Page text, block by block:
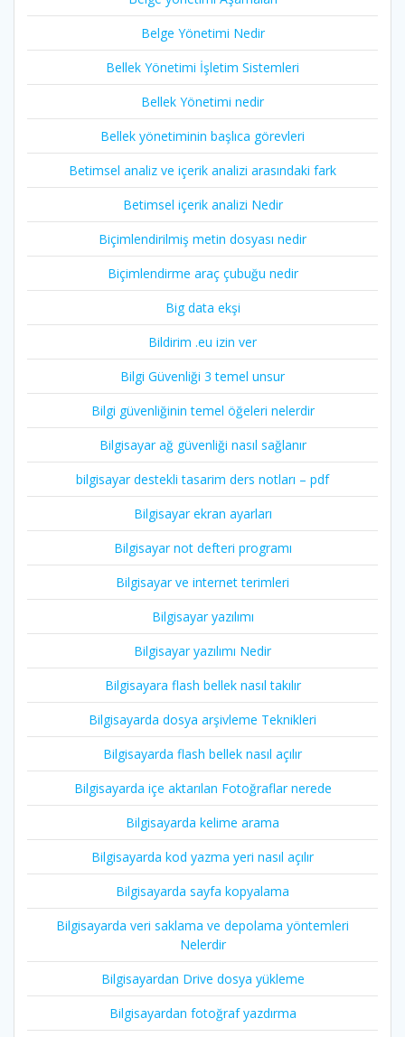
Belge Yönetimi Nedir
Bellek Yönetimi İşletim Sistemleri
Bellek Yönetimi nedir
Bellek yönetiminin başlıca görevleri
Betimsel analiz ve içerik analizi arasındaki fark
Betimsel içerik analizi Nedir
Biçimlendirilmiş metin dosyası nedir
Biçimlendirme araç çubuğu nedir
Big data ekşi
Bildirim .eu izin ver
Bilgi Güvenliği 3 temel unsur
Bilgi güvenliğinin temel öğeleri nelerdir
Bilgisayar ağ güvenliği nasıl sağlanır
bilgisayar destekli tasarim ders notları – pdf
Bilgisayar ekran ayarları
Bilgisayar not defteri programı
Bilgisayar ve internet terimleri
Bilgisayar yazılımı
Bilgisayar yazılımı Nedir
Bilgisayara flash bellek nasıl takılır
Bilgisayarda dosya arşivleme Teknikleri
Bilgisayarda flash bellek nasıl açılır
Bilgisayarda içe aktarılan Fotoğraflar nerede
Bilgisayarda kelime arama
Bilgisayarda kod yazma yeri nasıl açılır
Bilgisayarda sayfa kopyalama
Bilgisayarda veri saklama ve depolama yöntemleri
Nelerdir
Bilgisayardan Drive dosya yükleme
Bilgisayardan fotoğraf yazdırma